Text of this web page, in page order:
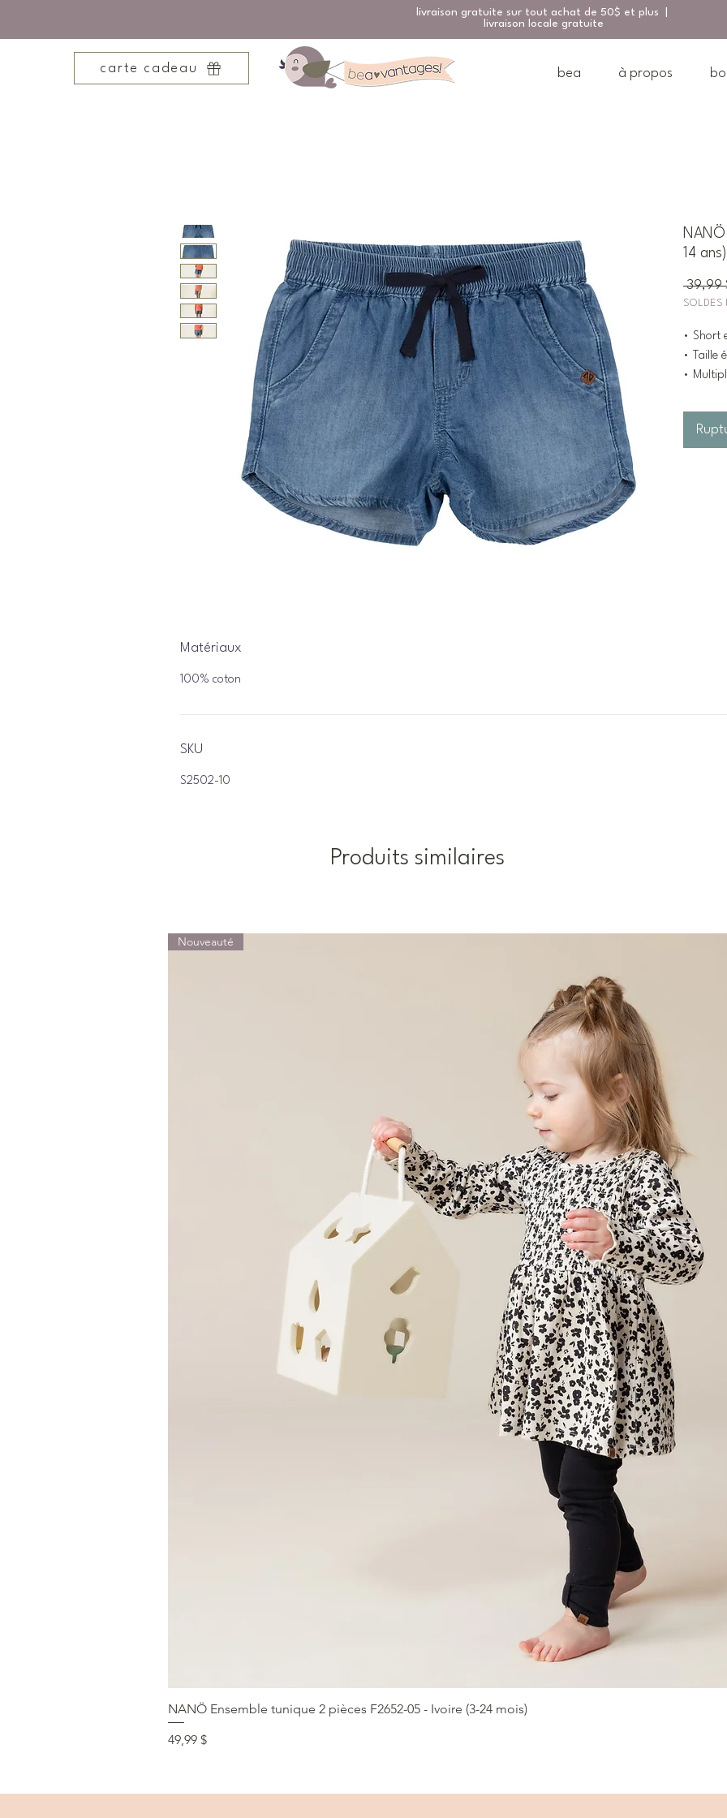
livraison gratuite sur tout achat de 50$ et plus |
livraison locale gratuite
carte cadeau bea à propos
14 ans)
39,99
SOLDES
• Short
• Taille
•
Matériaux
100% coton
SKU
S2502-10
Produits similaires
Aperçu rapide
Nouveauté
NANÖ Ensemble tunique 2 pièces F2652-05 - Ivoire (3-24 mois)
Prix
49,99 $